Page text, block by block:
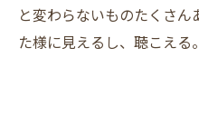
と変わらないものたくさ
た様に見えるし、聴こえる